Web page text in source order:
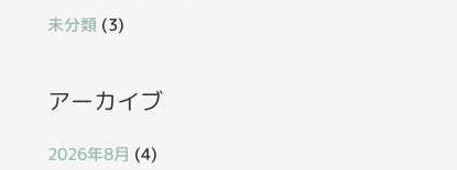
未分類 (3)
アーカイブ
2026年8月 (4)